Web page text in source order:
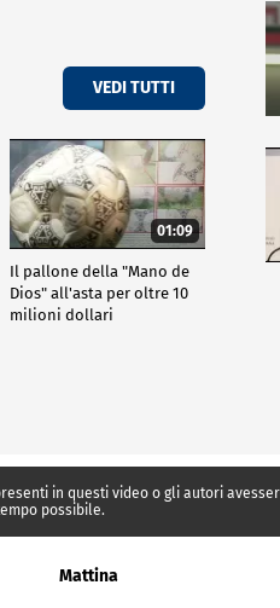
VEDI TUTTI
01:09
Il pallone della "Mano de
Dios" all'asta per oltre 10
milioni dollari
in questi video o gli autori
possibile.
Mattina